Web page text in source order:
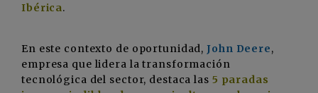
Ibérica.
En este contexto de oportunidad, John Deere,
empresa que lidera la transformación
tecnológica del sector, destaca las 5 paradas